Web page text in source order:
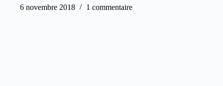
6 novembre 2018 1 commentaire